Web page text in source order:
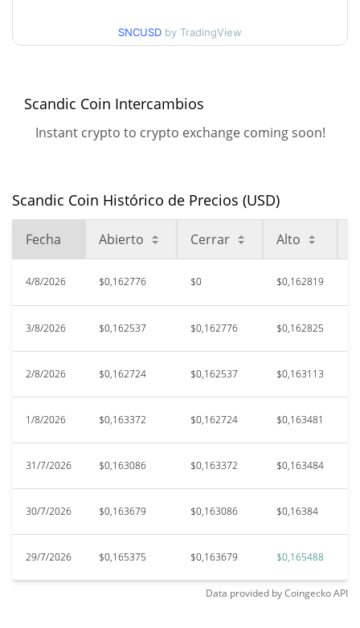
Mínimo/máximo en 90
$0,16227595 /
Mínimo/máximo en 52
All Time Low
jun. 17, 2026 (1 months ago)
$0,0741
117.40%
SNCUSD by TradingView
Scandic Coin Intercambios
Instant crypto to crypto exchange coming soon!
Scandic Coin Histórico de Precios (USD)
Fecha Abierto Cerrar Alto
4/8/2026 $0,162776 $0 $0,162819
3/8/2026 $0,162537 $0,162776 $0,162825
2/8/2026 $0,162724 $0,162537 $0,163113
1/8/2026 $0,163372 $0,162724 $0,163481
31/7/2026 $0,163086 $0,163372 $0,163484
30/7/2026 $0,163679 $0,163086 $0,16384
29/7/2026 $0,165375 $0,163679 $0,165488
Data provided byCoingeckoAPI